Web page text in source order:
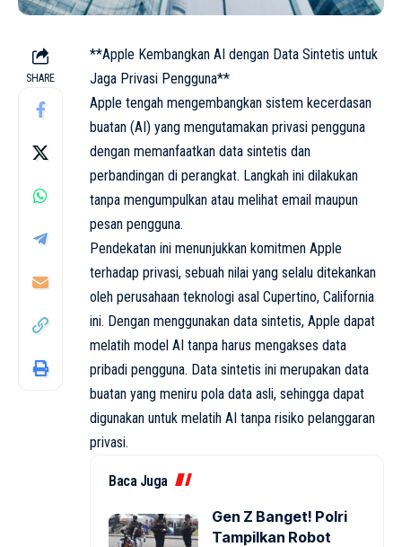
SHARE
**Apple Kembangkan AI dengan Data Sintetis untuk
Jaga Privasi Pengguna**
Apple tengah mengembangkan sistem kecerdasan
buatan (AI) yang mengutamakan privasi pengguna
dengan memanfaatkan data sintetis dan
perbandingan di perangkat. Langkah ini dilakukan
tanpa mengumpulkan atau melihat email maupun
pesan pengguna.
Pendekatan ini menunjukkan komitmen Apple
terhadap privasi, sebuah nilai yang selalu ditekankan
oleh perusahaan teknologi asal Cupertino, California
ini. Dengan menggunakan data sintetis, Apple dapat
melatih model AI tanpa harus mengakses data
pribadi pengguna. Data sintetis ini merupakan data
buatan yang meniru pola data asli, sehingga dapat
digunakan untuk melatih AI tanpa risiko pelanggaran
privasi.
Baca Juga
Gen Z Banget! Polri
Tampilkan Robot